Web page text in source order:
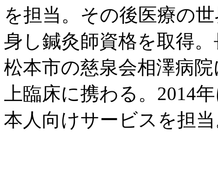
を担当。その後医療の
身し鍼灸師資格を取得
松本市の慈泉会相澤病
上臨床に携わる。2014
本人向けサービスを担